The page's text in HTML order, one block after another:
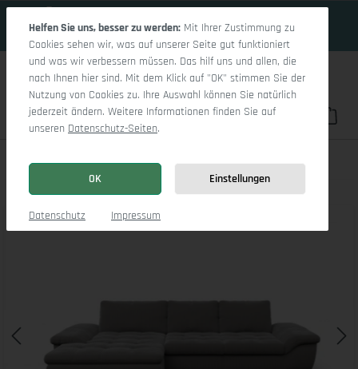
Du hast 0
Sitz Concept smart 1007 Canape Medium L
Bildergalerie überspringen
Helfen Sie uns, besser zu werden: Mit Ihrer Zustimmung zu
Cookies sehen wir, was auf unserer Seite gut funktioniert
und was wir verbessern müssen. Das hilf uns und allen, die
nach Ihnen hier sind. Mit dem Klick auf "OK" stimmen Sie der
Nutzung von Cookies zu. Ihre Auswahl können Sie natürlich
jederzeit ändern. Weitere Informationen finden Sie auf
unseren Datenschutz-Seiten.
OK Einstellungen
Datenschutz Impressum